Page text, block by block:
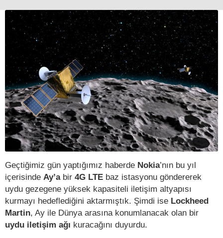
Geçtiğimiz gün yaptığımız haberde Nokia’nın bu yıl
içerisinde Ay’abir 4G LTE baz istasyonu göndererek
uydu gezegene yüksek kapasiteli iletişim altyapısı
kurmayı hedeflediğini aktarmıştık. Şimdi ise Lockheed
Martin, Ay ile Dünya arasına konumlanacak olan bir
uydu iletişim ağı kuracağını duyurdu.